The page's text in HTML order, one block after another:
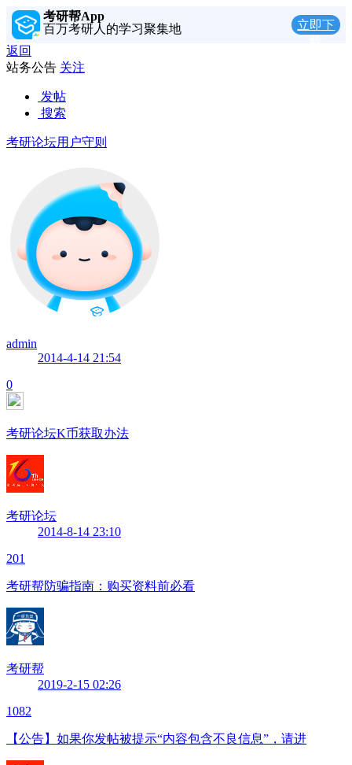
考研帮App
百万考研人的学习聚集地
立即下
返回
站务公告 关注
发帖
搜索
考研论坛用户守则
admin
2014-4-14 21:54
0
考研论坛K币获取办法
考研论坛
2014-8-14 23:10
201
考研帮防骗指南：购买资料前必看
考研帮
2019-2-15 02:26
1082
【公告】如果你发帖被提示“内容包含不良信息”，请进